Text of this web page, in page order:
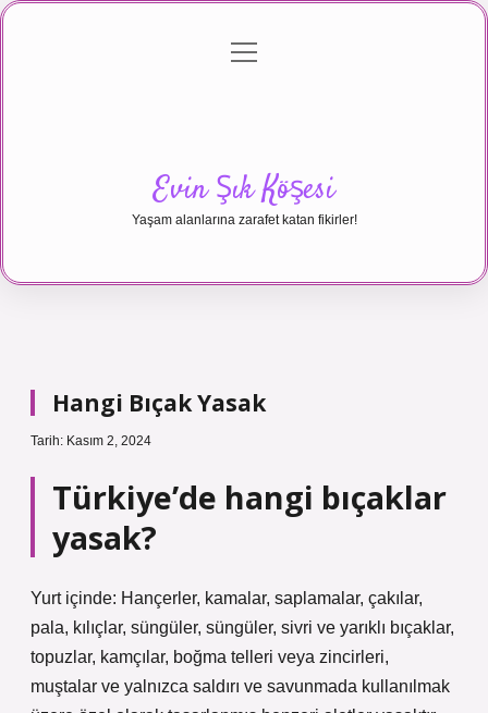
Gizlilik Politikası
menüyü
Evin Şık Köşesi
Yaşam alanlarına zarafet katan fikirler!
Hangi Bıçak Yasak
Tarih: Kasım 2, 2024
Türkiye’de hangi bıçaklar
yasak?
Yurt içinde: Hançerler, kamalar, saplamalar, çakılar,
pala, kılıçlar, süngüler, süngüler, sivri ve yarıklı bıçaklar,
topuzlar, kamçılar, boğma telleri veya zincirleri,
muştalar ve yalnızca saldırı ve savunmada kullanılmak